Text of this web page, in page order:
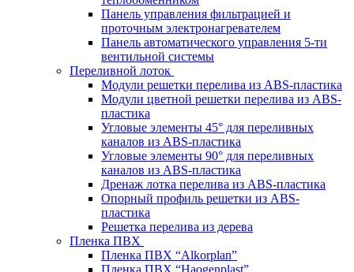
Панель управления фильтрацией и
проточным электронагревателем
Панель автоматического управления 5-ти
вентильной системы
Переливной лоток
Модули решетки перелива из ABS-пластика
Модули цветной решетки перелива из ABS-
пластика
Угловые элементы 45° для переливных
каналов из ABS-пластика
Угловые элементы 90° для переливных
каналов из ABS-пластика
Дренаж лотка перелива из ABS-пластика
Опорный профиль решетки из ABS-
пластика
Решетка перелива из дерева
Пленка ПВХ
Пленка ПВХ “Alkorplan”
Пленка ПВХ “Haogenplast”